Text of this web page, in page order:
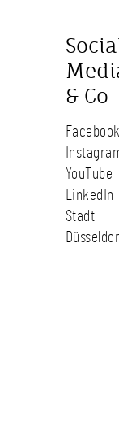
& Co
YouTube
LinkedIn
Stadt